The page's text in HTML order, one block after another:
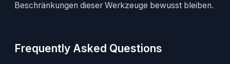
Beschränkungen dieser Werkzeuge bewusst bleiben.
Frequently Asked Questions